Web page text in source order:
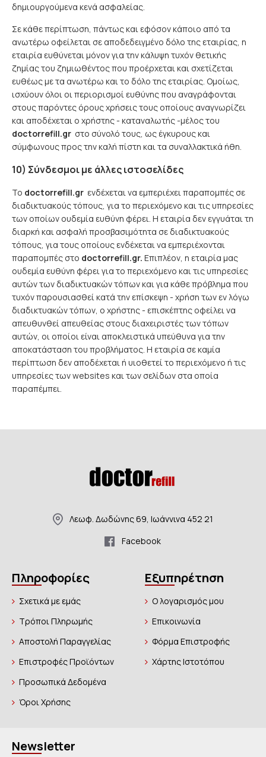
δημιουργούμενα κενά ασφαλείας.
Σε κάθε περίπτωση, πάντως και εφόσον κάποιο από τα
ανωτέρω οφείλεται σε αποδεδειγμένο δόλο της εταιρίας, η
εταιρία ευθύνεται μόνον για την κάλυψη τυχόν θετικής
ζημίας του ζημιωθέντος που προέρχεται και σχετίζεται
ευθέως με τα ανωτέρω και το δόλο της εταιρίας. Ομοίως,
ισχύουν όλοι οι περιορισμοί ευθύνης που αναγράφονται
στους παρόντες όρους χρήσεις τους οποίους αναγνωρίζει
και αποδέχεται ο χρήστης - καταναλωτής -μέλος του
doctorrefill.gr στο σύνολό τους, ως έγκυρους και
σύμφωνους προς την καλή πίστη και τα συναλλακτικά ήθη.
10) Σύνδεσμοι με άλλες ιστοσελίδες
Το doctorrefill.gr ενδέχεται να εμπεριέχει παραπομπές σε
διαδικτυακούς τόπους, για το περιεχόμενο και τις υπηρεσίες
των οποίων ουδεμία ευθύνη φέρει. Η εταιρία δεν εγγυάται τη
διαρκή και ασφαλή προσβασιμότητα σε διαδικτυακούς
τόπους, για τους οποίους ενδέχεται να εμπεριέχονται
παραπομπές στο doctorrefill.gr. Επιπλέον, η εταιρία μας
ουδεμία ευθύνη φέρει για το περιεχόμενο και τις υπηρεσίες
αυτών των διαδικτυακών τόπων και για κάθε πρόβλημα που
τυχόν παρουσιασθεί κατά την επίσκεψη - χρήση των εν λόγω
διαδικτυακών τόπων, ο χρήστης - επισκέπτης οφείλει να
απευθυνθεί απευθείας στους διαχειριστές των τόπων
αυτών, οι οποίοι είναι αποκλειστικά υπεύθυνα για την
αποκατάσταση του προβλήματος. Η εταιρία σε καμία
περίπτωση δεν αποδέχεται ή υιοθετεί το περιεχόμενο ή τις
υπηρεσίες των websites και των σελίδων στα οποία
παραπέμπει.
Λεωφ. Δωδώνης 69, Ιωάννινα 452 21
Facebook
Πληροφορίες
Σχετικά με εμάς
Τρόποι Πληρωμής
Αποστολή Παραγγελίας
Επιστροφές Προϊόντων
Προσωπικά Δεδομένα
Όροι Χρήσης
Εξυπηρέτηση
Ο λογαρισμός μου
Επικοινωνία
Φόρμα Επιστροφής
Χάρτης Ιστοτόπου
Newsletter